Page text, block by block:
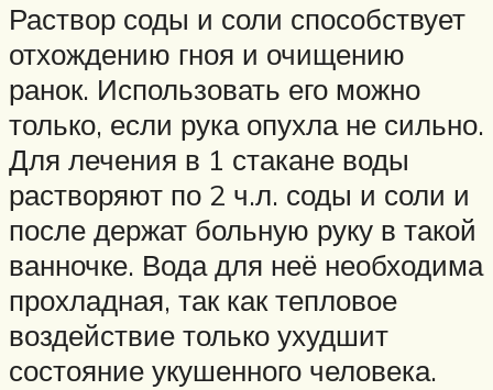
Раствор соды и соли способствует
отхождению гноя и очищению
ранок. Использовать его можно
только, если рука опухла не сильно.
Для лечения в 1 стакане воды
растворяют по 2 ч.л. соды и соли и
после держат больную руку в такой
ванночке. Вода для неё необходима
прохладная, так как тепловое
воздействие только ухудшит
состояние укушенного человека.